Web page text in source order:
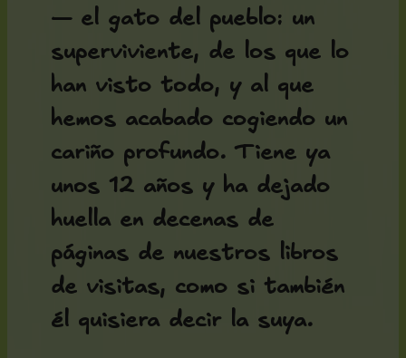
— el gato del pueblo: un
superviviente, de los que lo
han visto todo, y al que
hemos acabado cogiendo un
cariño profundo. Tiene ya
unos 12 años y ha dejado
huella en decenas de
páginas de nuestros libros
de visitas, como si también
él quisiera decir la suya.